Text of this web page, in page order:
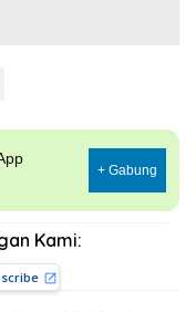
+ Gabung
Kami: